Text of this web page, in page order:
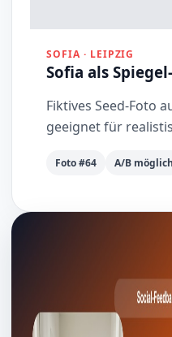
SOFIA · LEIPZIG
Sofia als
Fiktives Seed-Foto
geeignet für
Foto #64 A/B möglich